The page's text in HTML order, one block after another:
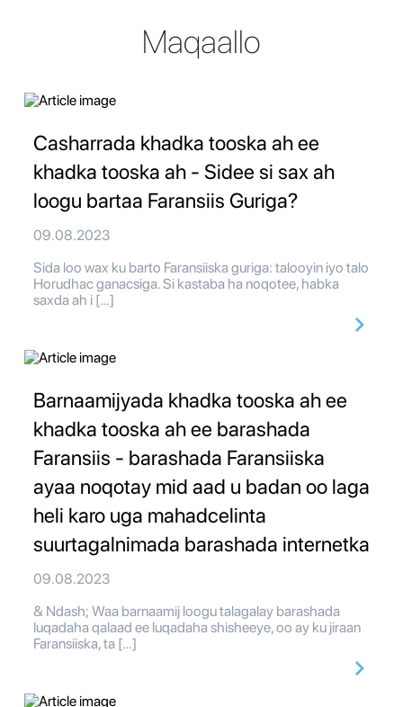
Maqaallo
Casharrada khadka tooska ah ee
khadka tooska ah - Sidee si sax ah
loogu bartaa Faransiis Guriga?
09.08.2023
Sida loo wax ku barto Faransiiska guriga: talooyin iyo talo
Horudhac ganacsiga. Si kastaba ha noqotee, habka
saxda ah i […]
Barnaamijyada khadka tooska ah ee
khadka tooska ah ee barashada
Faransiis - barashada Faransiiska
ayaa noqotay mid aad u badan oo laga
heli karo uga mahadcelinta
suurtagalnimada barashada internetka
09.08.2023
& Ndash; Waa barnaamij loogu talagalay barashada
luqadaha qalaad ee luqadaha shisheeye, oo ay ku jiraan
Faransiiska, ta […]